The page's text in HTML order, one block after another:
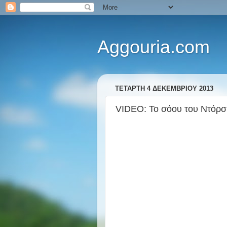
Aggouria.com
ΤΕΤΆΡΤΗ 4 ΔΕΚΕΜΒΡΊΟΥ 2013
VIDEO: Το σόου του